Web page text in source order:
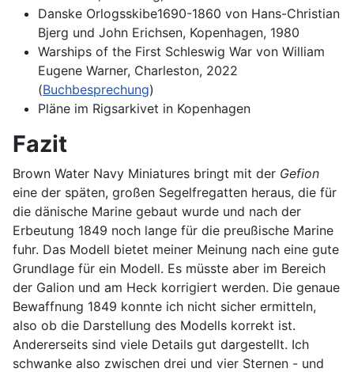
Danske Orlogsskibe1690-1860 von Hans-Christian
Bjerg und John Erichsen, Kopenhagen, 1980
Warships of the First Schleswig War von William
Eugene Warner, Charleston, 2022
(Buchbesprechung)
Pläne im Rigsarkivet in Kopenhagen
Fazit
Brown Water Navy Miniatures bringt mit der Gefion
eine der späten, großen Segelfregatten heraus, die für
die dänische Marine gebaut wurde und nach der
Erbeutung 1849 noch lange für die preußische Marine
fuhr. Das Modell bietet meiner Meinung nach eine gute
Grundlage für ein Modell. Es müsste aber im Bereich
der Galion und am Heck korrigiert werden. Die genaue
Bewaffnung 1849 konnte ich nicht sicher ermitteln,
also ob die Darstellung des Modells korrekt ist.
Andererseits sind viele Details gut dargestellt. Ich
schwanke also zwischen drei und vier Sternen - und